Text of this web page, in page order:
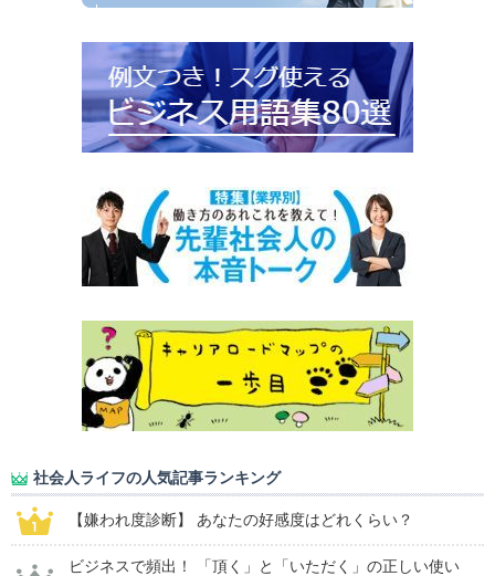
社会人ライフの人気記事ランキング
【嫌われ度診断】 あなたの好感度はどれくらい？
ビジネスで頻出！ 「頂く」と「いただく」の正しい使い